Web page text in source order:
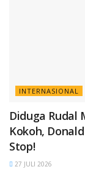
INTERNASIONAL
Diduga Rudal
Kokoh,
Stop!
27 JULI 2026